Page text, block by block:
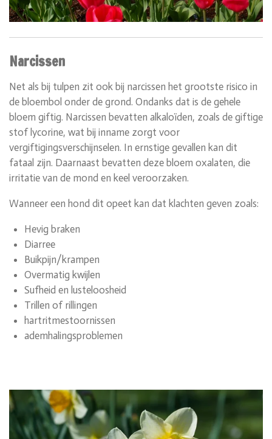
Narcissen
Net als bij tulpen zit ook bij narcissen het grootste risico in
de bloembol onder de grond. Ondanks dat is de gehele
bloem giftig. Narcissen bevatten alkaloïden, zoals de giftige
stof l ycorine, wat bij inname zorgt voor
vergiftigingsverschijnselen. In ernstige gevallen kan dit
fataal zijn. Daarnaast bevatten deze bloem oxalaten, die
irritatie van de mond en keel veroorzaken.
Wanneer een hond dit opeet kan dat klachten geven zoals:
Hevig braken
Diarree
Buikpijn/krampen
Overmatig kwijlen
Sufheid en lusteloosheid
Trillen of rillingen
hartritmestoornissen
ademhalingsproblemen